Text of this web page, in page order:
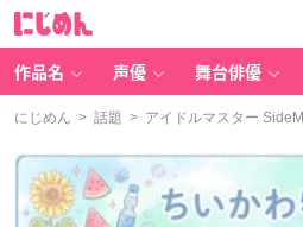
作品名 声優 舞台俳優
にじめん > 話題 > アイドルマスター SideM